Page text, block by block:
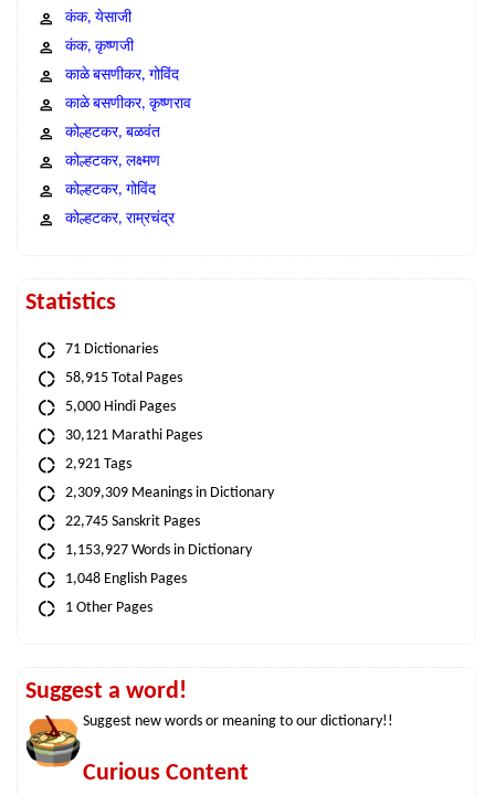
कंक, येसाजी
कंक, कृष्णजी
काळे बसणीकर, गोविंद
काळे बसणीकर, कृष्णराव
कोल्हटकर, बळवंत
कोल्हटकर, लक्ष्मण
कोल्हटकर, गोविंद
कोल्हटकर, राम्रचंद्र
Statistics
71 Dictionaries
58,915 Total Pages
5,000 Hindi Pages
30,121 Marathi Pages
2,921 Tags
2,309,309 Meanings in Dictionary
22,745 Sanskrit Pages
1,153,927 Words in Dictionary
1,048 English Pages
1 Other Pages
Suggest a word!
Suggest new words or meaning to our dictionary!!
Curious Content